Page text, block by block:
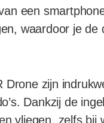
een
waardoor je
zijn
Dankzij de
vliegen, zelfs bij